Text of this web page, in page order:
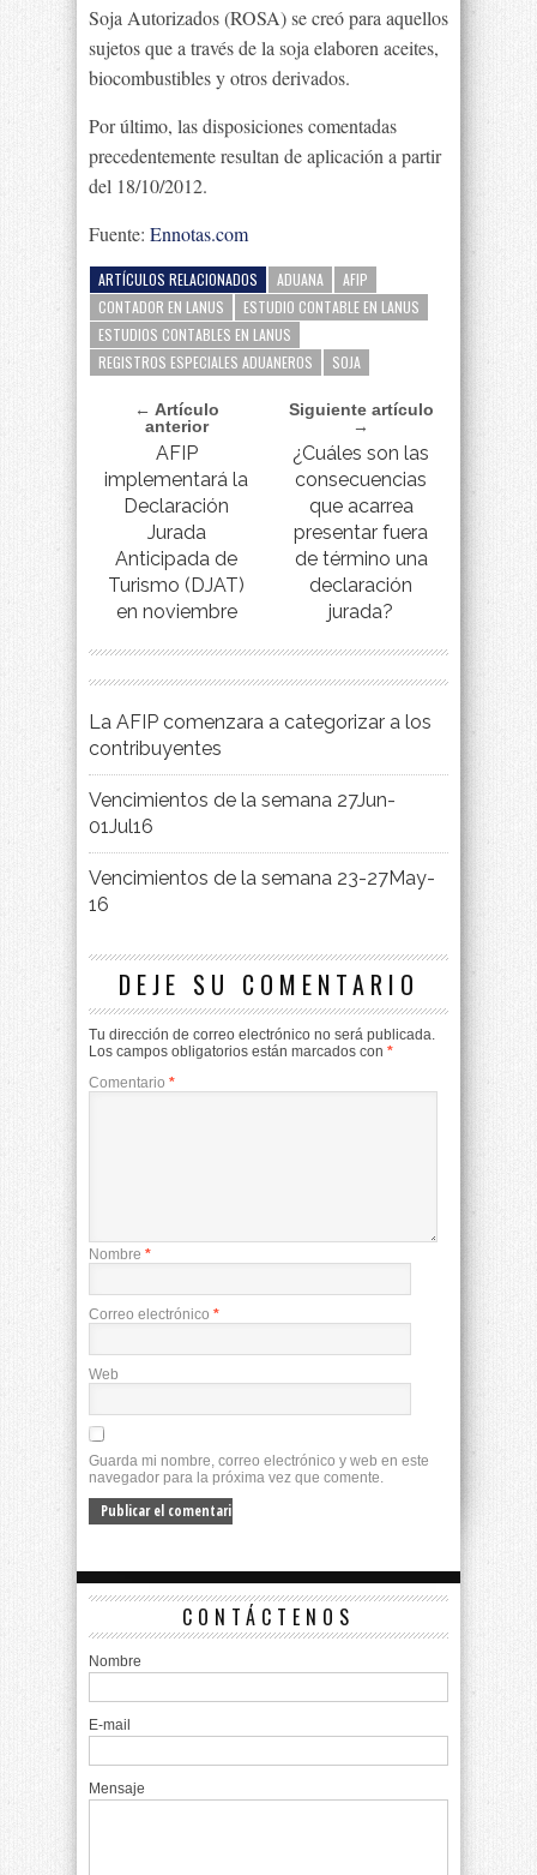
Soja Autorizados (ROSA) se creó para aquellos
sujetos que a través de la soja elaboren aceites,
biocombustibles y otros derivados.
Por último, las disposiciones comentadas
precedentemente resultan de aplicación a partir
del 18/10/2012.
Fuente: Ennotas.com
ARTÍCULOS RELACIONADOS ADUANA
AFIP
CONTADOR EN LANUS
ESTUDIO CONTABLE EN LANUS
ESTUDIOS CONTABLES EN LANUS
REGISTROS ESPECIALES ADUANEROS
SOJA
← Artículo
anterior
AFIP
implementará la
Declaración
Jurada
Anticipada de
Turismo (DJAT)
en noviembre
Siguiente artículo
→
¿Cuáles son las
consecuencias
que acarrea
presentar fuera
de término una
declaración
jurada?
La AFIP comenzara a categorizar a los
contribuyentes
Vencimientos de la semana 27Jun-
01Jul16
Vencimientos de la semana 23-27May-
16
DEJE SU COMENTARIO
Tu dirección de correo electrónico no será publicada.
Los campos obligatorios están marcados con *
Comentario *
Nombre *
Correo electrónico *
Web
Guarda mi nombre, correo electrónico y web en este
navegador para la próxima vez que comente.
CONTÁCTENOS
Nombre
E-mail
Mensaje